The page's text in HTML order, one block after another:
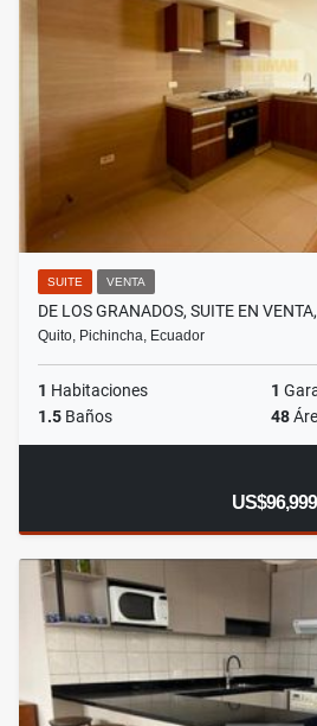
SUITE VENTA
DE LOS GRANADOS, SUITE EN
Quito, Pichincha, Ecuador
1 Habitaciones 1
1.5 Baños 48
US$96,999